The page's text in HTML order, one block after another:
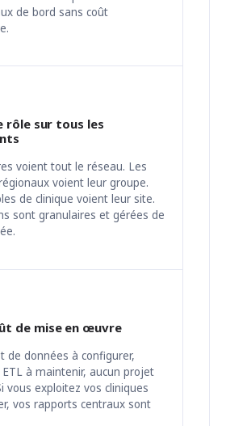
de bord sans coût
rôle sur tous les
voient tout le réseau. Les
voient leur groupe.
de clinique voient leur site.
sont granulaires et gérées de
de mise en œuvre
de données à configurer,
à maintenir, aucun projet
vous exploitez vos cliniques
vos rapports centraux sont